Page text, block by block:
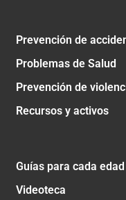
Prevención de
Problemas de Salud
Prevención de
Recursos y activos
Guías para cada edad
Videoteca